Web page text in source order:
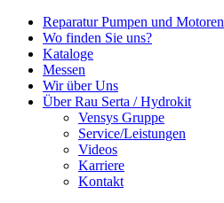
Reparatur Pumpen und Motoren
Wo finden Sie uns?
Kataloge
Messen
Wir über Uns
Über Rau Serta / Hydrokit
Vensys Gruppe
Service/Leistungen
Videos
Karriere
Kontakt